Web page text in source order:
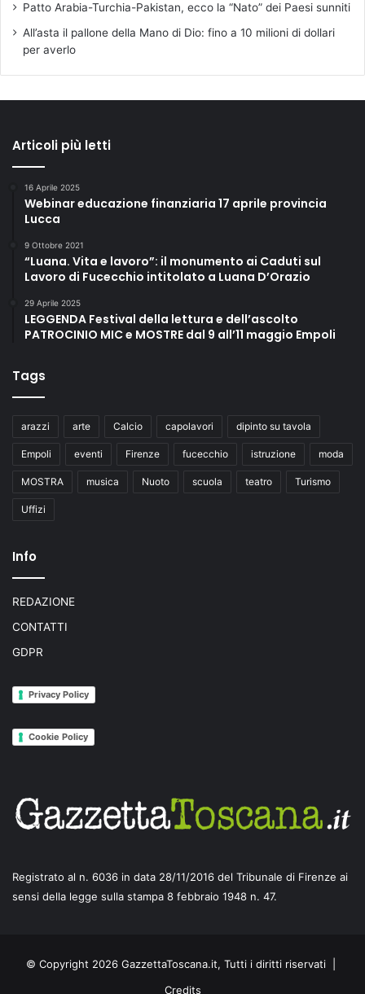
Patto Arabia-Turchia-Pakistan, ecco la “Nato” dei Paesi sunniti
All’asta il pallone della Mano di Dio: fino a 10 milioni di dollari
per averlo
Articoli più letti
16 Aprile 2025
Webinar educazione finanziaria 17 aprile provincia
Lucca
9 Ottobre 2021
“Luana. Vita e lavoro”: il monumento ai Caduti sul
Lavoro di Fucecchio intitolato a Luana D’Orazio
29 Aprile 2025
LEGGENDA Festival della lettura e dell’ascolto
PATROCINIO MIC e MOSTRE dal 9 all’11 maggio Empoli
Tags
arazzi arte Calcio capolavori dipinto su tavola
Empoli eventi Firenze fucecchio istruzione moda
MOSTRA musica Nuoto scuola teatro Turismo
Uffizi
Info
REDAZIONE
CONTATTI
GDPR
Privacy Policy
Cookie Policy
Registrato al n. 6036 in data 28/11/2016 del Tribunale di Firenze ai
sensi della legge sulla stampa 8 febbraio 1948 n. 47.
© Copyright 2026 GazzettaToscana.it, Tutti i diritti riservati |
Credits